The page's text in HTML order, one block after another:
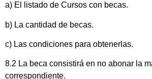
a) El listado de Cursos con becas.
b) La cantidad de becas.
c) Las condiciones para obtenerlas.
8.2 La beca consistirá en no abonar la
correspondiente.